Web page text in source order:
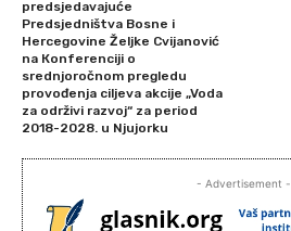
predsjedavajuće
Predsjedništva Bosne i
Hercegovine Željke Cvijanović
na Кonferenciji o
srednjoročnom pregledu
provođenja ciljeva akcije „Voda
za održivi razvoj“ za period
2018-2028. u Njujorku
- Advertisement -